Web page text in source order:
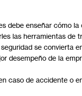
debe enseñar cómo
las herramientas de
se convierta
desempeño de la
caso de accidente o